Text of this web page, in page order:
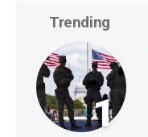
Trending
1